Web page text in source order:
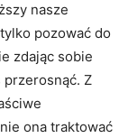
nasze
pozować do
zdając sobie
przerosnąć. Z
ona traktować